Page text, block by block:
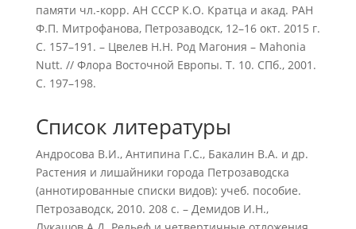
памяти чл.-корр. АН СССР К.О. Кратца и акад. РАН
Ф.П. Митрофанова, Петрозаводск, 12–16 окт. 2015 г.
С. 157–191. – Цвелев Н.Н. Род Магония – Mahonia
Nutt. // Флора Восточной Европы. Т. 10. СПб., 2001.
С. 197–198.
Список литературы
Андросова В.И., Антипина Г.С., Бакалин В.А. и др.
Растения и лишайники города Петрозаводска
(аннотированные списки видов): учеб. пособие.
Петрозаводск, 2010. 208 с. – Демидов И.Н.,